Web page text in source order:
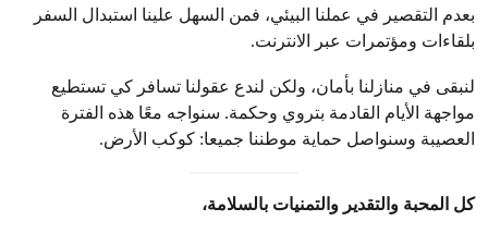
بعدم التقصير في عملنا البيئي، فمن السهل علينا استبدال السفر
بلقاءات ومؤتمرات عبر الانترنت.
لنبقى في منازلنا بأمان، ولكن لندع عقولنا تسافر كي تستطيع
مواجهة الأيام القادمة بتروي وحكمة. سنواجه معًا هذه الفترة
العصيبة وسنواصل حماية موطننا جميعا: كوكب الأرض.
كل المحبة والتقدير والتمنيات بالسلامة،